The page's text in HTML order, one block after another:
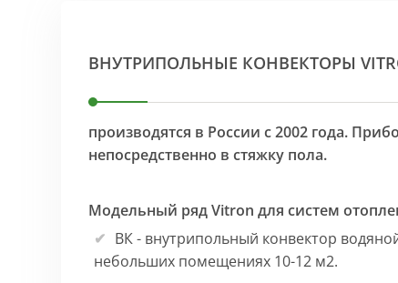
ВНУТРИПОЛЬНЫЕ КОНВЕКТОРЫ
производятся в России с 2002 года.
непосредственно в стяжку пола.
Модельный ряд Vitron для систем
ВК - внутрипольный конвектор
небольших помещениях 10-12 м2.